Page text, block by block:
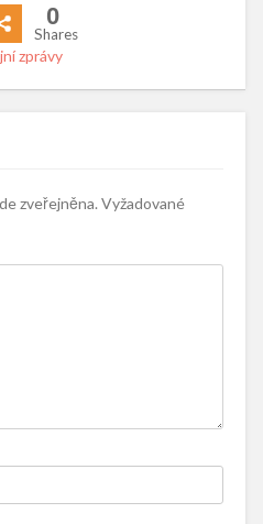
0
Shares
zprávy
zveřejněna. Vyžadované